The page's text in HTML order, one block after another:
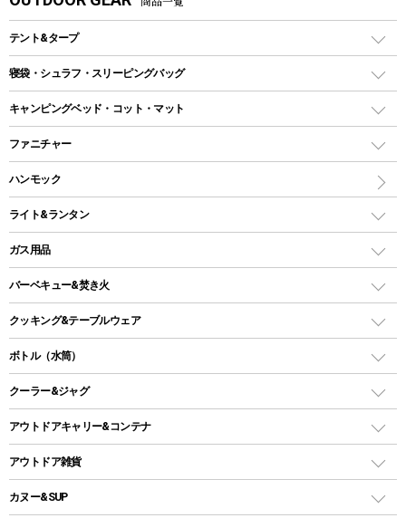
テント&タープ
テント
ツールームテント
ワンポールテント
シェルターテント
ロッジ型・オリジナルテント
タープ
スクエアタープ（レクタタープ）
メッシュタープ
自立式タープ
パラソル
テントアクセサリー
ペグ
寝袋・シュラフ・スリーピングバッグ
レクタングラー型（封筒型）シュラフ
インナーシュラフ
キャンピングベッド・コット・マット
キャンピングベッド・コット
インフレータブルマット
ファニチャー
アウトドアテーブル
レジャーシート
ハンモック
ライト&ランタン
LEDランタン
ガスランタン
オイルランタン
LEDライト
ヘッドライト
キャンドル
ガス用品
ガスバーナー
ガス缶
ガストーチ、ライター
バーベキュー&焚き火
バーベキューコンロ、グリル
焚き火台タイプ（ロースタイル）グリル
卓上タイプグリル
パーティータイプグリル
鉄板、アミ
クッキング&テーブルウェア
ダッチオーブン
ホットサンドメーカー
クッカーセット
シェラカップ
ボトル（水筒）
ステンレスボトル
コップ付きタイプ
ワンタッチタイプ
プラスチックボトル
クーラー&ジャグ
クーラーボックス
クーラーバッグ
ウォータージャグ
アウトドアキャリー&コンテナ
アウトドアキャリー
アウトドア雑貨
バックパック&バッグ
カヌー&SUP